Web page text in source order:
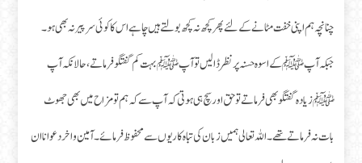
چنانچہ ہم اپنی خفت مٹانے کے لئے پھر کچھ نہ کچھ بولتے ہیں چاہے اس کا کوئی سر پیر نہ بھی ہو۔
جبکہ آپﷺ کے اسوہ حسنہ پر نظر ڈالیں تو آپ ﷺ بہت کم گفتگو فرماتے، حالانکہ آپ
ﷺ زیادہ گفتگو بھی فرماتے تو حق اور سچ ہی ہوتی کہ آپ سے کہ ہم تو مزاح میں بھی جھوٹ
بات نہ فرماتے تھے۔ اللہ تعالی ہمیں زبان کی تباہ کاریوں سے محفوظ فرمائے ۔ آمین واخر دعوانا ان